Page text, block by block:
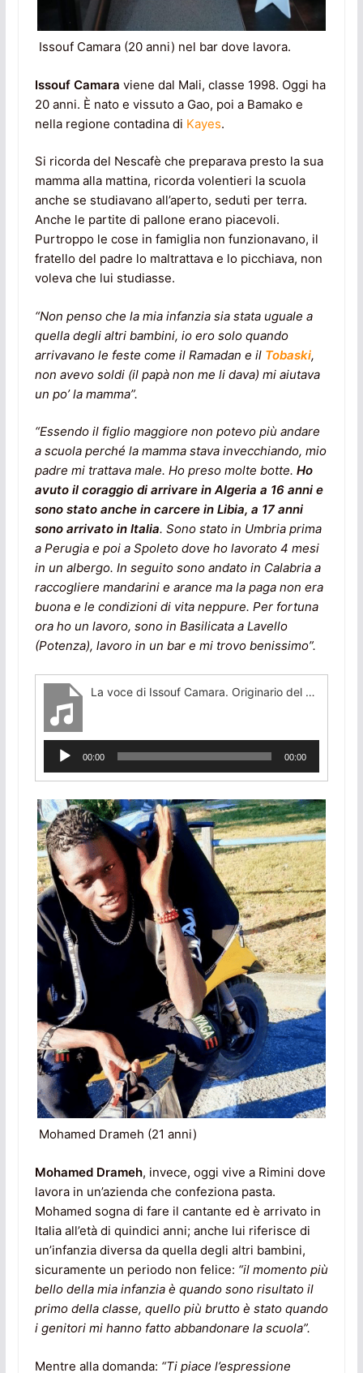
Issouf Camara (20 anni) nel bar dove lavora.
Issouf Camara viene dal Mali, classe 1998. Oggi ha
20 anni. È nato e vissuto a Gao, poi a Bamako e
nella regione contadina di Kayes.
Si ricorda del Nescafè che preparava presto la sua
mamma alla mattina, ricorda volentieri la scuola
anche se studiavano all’aperto, seduti per terra.
Anche le partite di pallone erano piacevoli.
Purtroppo le cose in famiglia non funzionavano, il
fratello del padre lo maltrattava e lo picchiava, non
voleva che lui studiasse.
“Non penso che la mia infanzia sia stata uguale a
quella degli altri bambini, io ero solo quando
arrivavano le feste come il Ramadan e il Tobaski,
non avevo soldi (il papà non me li dava) mi aiutava
un po’ la mamma”.
“Essendo il figlio maggiore non potevo più andare
a scuola perché la mamma stava invecchiando, mio
padre mi trattava male. Ho preso molte botte. Ho
avuto il coraggio di arrivare in Algeria a 16 anni e
sono stato anche in carcere in Libia, a 17 anni
sono arrivato in Italia. Sono stato in Umbria prima
a Perugia e poi a Spoleto dove ho lavorato 4 mesi
in un albergo. In seguito sono andato in Calabria a
raccogliere mandarini e arance ma la paga non era
buona e le condizioni di vita neppure. Per fortuna
ora ho un lavoro, sono in Basilicata a Lavello
(Potenza), lavoro in un bar e mi trovo benissimo”.
La voce di Issouf Camara. Originario del Mali giunto in Italia come minore straniero non accompagnato.
Audio
Player
00:00 00:00
Mohamed Drameh (21 anni)
Mohamed Drameh, invece, oggi vive a Rimini dove
lavora in un’azienda che confeziona pasta.
Mohamed sogna di fare il cantante ed è arrivato in
Italia all’età di quindici anni; anche lui riferisce di
un’infanzia diversa da quella degli altri bambini,
sicuramente un periodo non felice: “il momento più
bello della mia infanzia è quando sono risultato il
primo della classe, quello più brutto è stato quando
i genitori mi hanno fatto abbandonare la scuola”.
Mentre alla domanda: “Ti piace l’espressione